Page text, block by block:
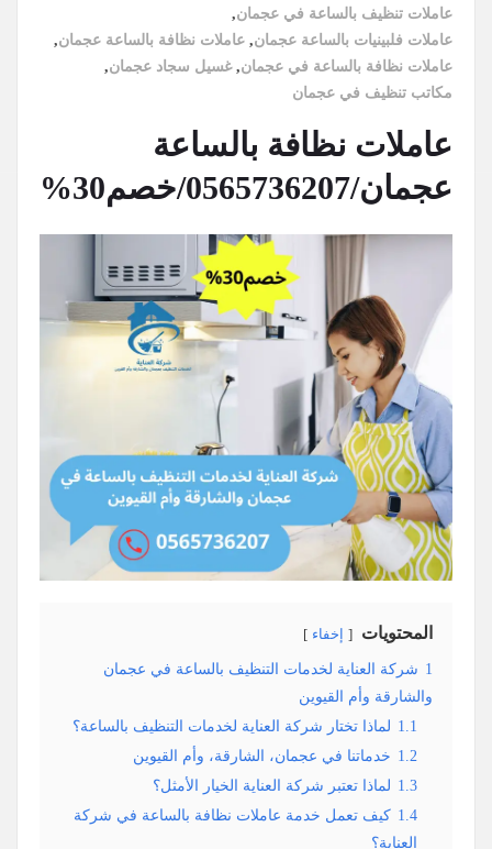
عاملات تنظيف بالساعة في عجمان,
عاملات فلبينيات بالساعة عجمان, عاملات نظافة بالساعة عجمان,
عاملات نظافة بالساعة في عجمان,غسيل سجاد عجمان,
مكاتب تنظيف في عجمان
عاملات نظافة بالساعة
عجمان/0565736207/خصم30%
المحتويات إخفاء
1 شركة العناية لخدمات التنظيف بالساعة في عجمان
والشارقة وأم القيوين
1.1 لماذا تختار شركة العناية لخدمات التنظيف بالساعة؟
1.2 خدماتنا في عجمان، الشارقة، وأم القيوين
1.3 لماذا تعتبر شركة العناية الخيار الأمثل؟
1.4 كيف تعمل خدمة عاملات نظافة بالساعة في شركة
العناية؟